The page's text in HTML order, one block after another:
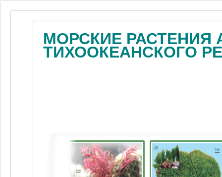
МОРСКИЕ РАСТЕНИЯ
ТИХООКЕАНСКОГО